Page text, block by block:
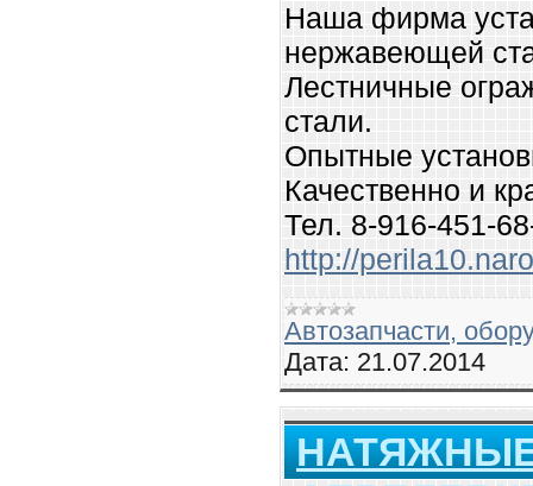
Наша фирма
нержавеющей
Лестничные
стали.
Опытные
Качественно и
Тел. 8-916-451-
http://
Автозапчасти,
Дата: 21.07.2014